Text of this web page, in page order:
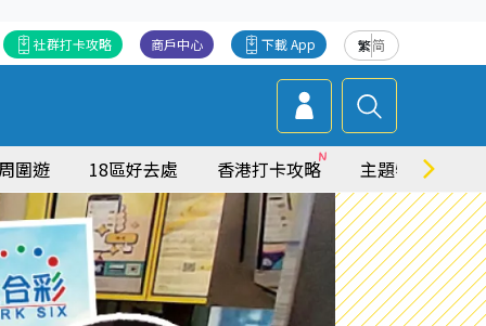
繁简
下載 App
商戶中心
社群打卡攻略
圍遊 18區好去處 香港打卡攻略 主題特集